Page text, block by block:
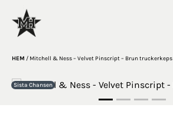
HEM / Mitchell & Ness – Velvet Pinscript – Brun truckerkeps
Sista Chansen